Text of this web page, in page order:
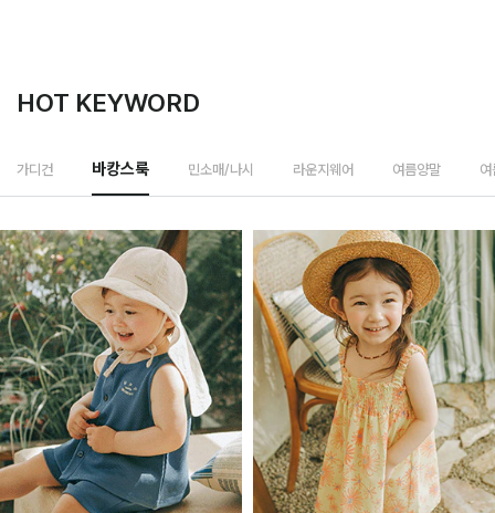
HOT KEYWORD
가디건 바캉스룩 민소매/나시 라운지웨어 여름양말